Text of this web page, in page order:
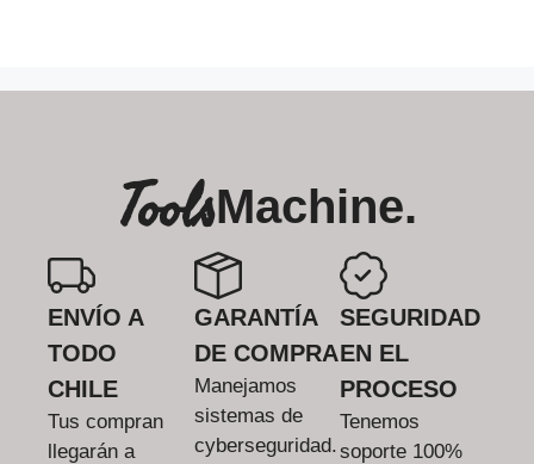
ToolsMachine.
ENVÍO A
TODO
CHILE
Tus compran
llegarán a
GARANTÍA
DE COMPRA
Manejamos
sistemas de
cyberseguridad.
SEGURIDAD
EN EL
PROCESO
Tenemos
soporte 100%